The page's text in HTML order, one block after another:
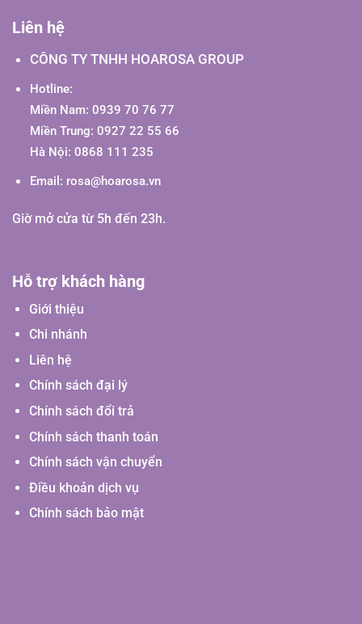
Liên hệ
CÔNG TY TNHH HOAROSA GROUP
Hotline:
Miền Nam: 0939 70 76 77
Miền Trung: 0927 22 55 66
Hà Nội: 0868 111 235
Email: rosa@hoarosa.vn
Giờ mở cửa từ 5h đến 23h.
Hỗ trợ khách hàng
Giới thiệu
Chi nhánh
Liên hệ
Chính sách đại lý
Chính sách đổi trả
Chính sách thanh toán
Chính sách vận chuyển
Điều khoản dịch vụ
Chính sách bảo mật